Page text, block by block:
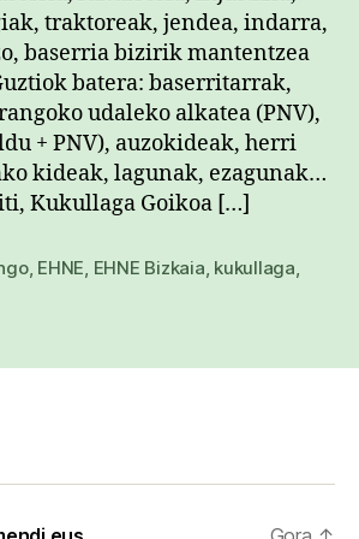
traktoreak, jendea, indarra,
baserria bizirik mantentzea
batera: baserritarrak,
udaleko alkatea (PNV),
+ PNV), auzokideak, herri
kideak, lagunak, ezagunak…
Kukullaga Goikoa […]
, EHNE, EHNE Bizkaia, kukullaga,